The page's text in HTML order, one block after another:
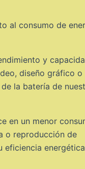
al consumo de
y
diseño gráfico o
la batería de
en un menor
o reproducción de
eficiencia